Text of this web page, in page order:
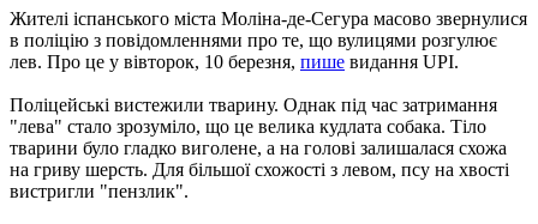
Жителі іспанського міста Моліна-де-Сегура масово звернулися
в поліцію з повідомленнями про те, що вулицями розгулює
лев. Про це у вівторок, 10 березня, пише видання UPI.
Поліцейські вистежили тварину. Однак під час затримання
"лева" стало зрозуміло, що це велика кудлата собака. Тіло
тварини було гладко виголене, а на голові залишалася схожа
на гриву шерсть. Для більшої схожості з левом, псу на хвості
вистригли "пензлик".